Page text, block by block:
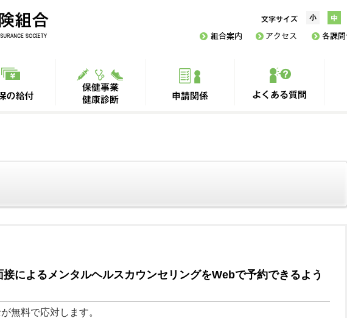
接によるメンタルヘルスカウンセリングをWebで予約できるよう
無料で応対します。